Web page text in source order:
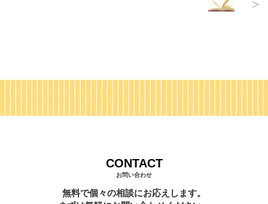
CONTACT
お問い合わせ
無料で個々の相談にお応えします。